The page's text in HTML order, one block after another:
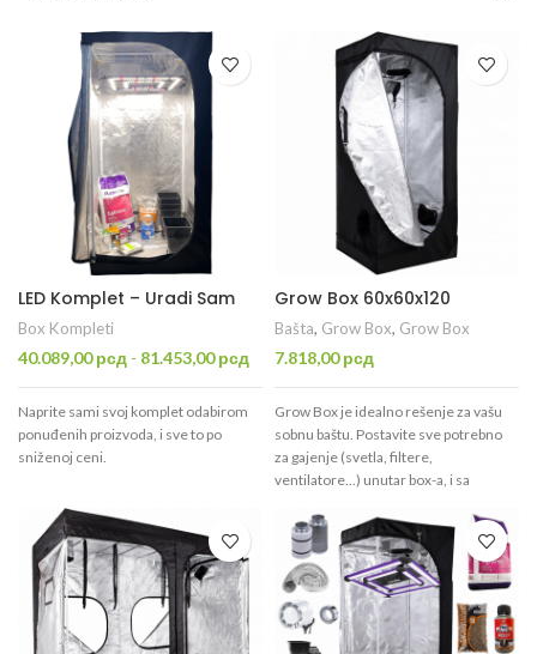
LED Komplet – Uradi Sam
Box Kompleti
40.089,00рсд - 81.453,00рсд
Naprite sami svoj komplet odabirom
ponuđenih proizvoda, i sve to po
sniženoj ceni.
Grow Box 60x60x120
Bašta, Grow Box, Grow Box
7.818,00рсд
Grow Box je idealno rešenje za vašu
sobnu baštu. Postavite sve potrebno
za gajenje (svetla, filtere,
ventilatore...) unutar box-a, i sa
temperaturu, dan/noć, CO2, i drugo...
Lakše, jednostavnije, sa boljim
rezultatima!